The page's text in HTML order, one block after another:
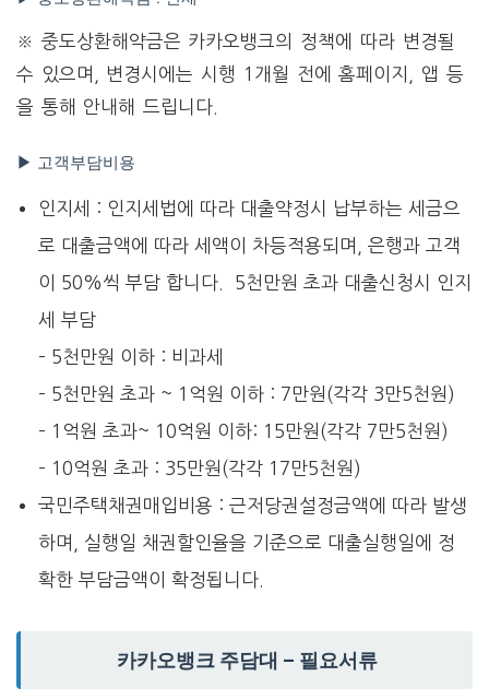
※ 중도상환해약금은 카카오뱅크의 정책에 따라 변경될
수 있으며, 변경시에는 시행 1개월 전에 홈페이지, 앱 등
을 통해 안내해 드립니다.
▶ 고객부담비용
인지세 : 인지세법에 따라 대출약정시 납부하는 세금으
로 대출금액에 따라 세액이 차등적용되며, 은행과 고객
이 50%씩 부담 합니다. 5천만원 초과 대출신청시 인지
세 부담
– 5천만원 이하 : 비과세
– 5천만원 초과 ~ 1억원 이하 : 7만원(각각 3만5천원)
– 1억원 초과~ 10억원 이하: 15만원(각각 7만5천원)
– 10억원 초과 : 35만원(각각 17만5천원)
국민주택채권매입비용 : 근저당권설정금액에 따라 발생
하며, 실행일 채권할인율을 기준으로 대출실행일에 정
확한 부담금액이 확정됩니다.
카카오뱅크 주담대 – 필요서류